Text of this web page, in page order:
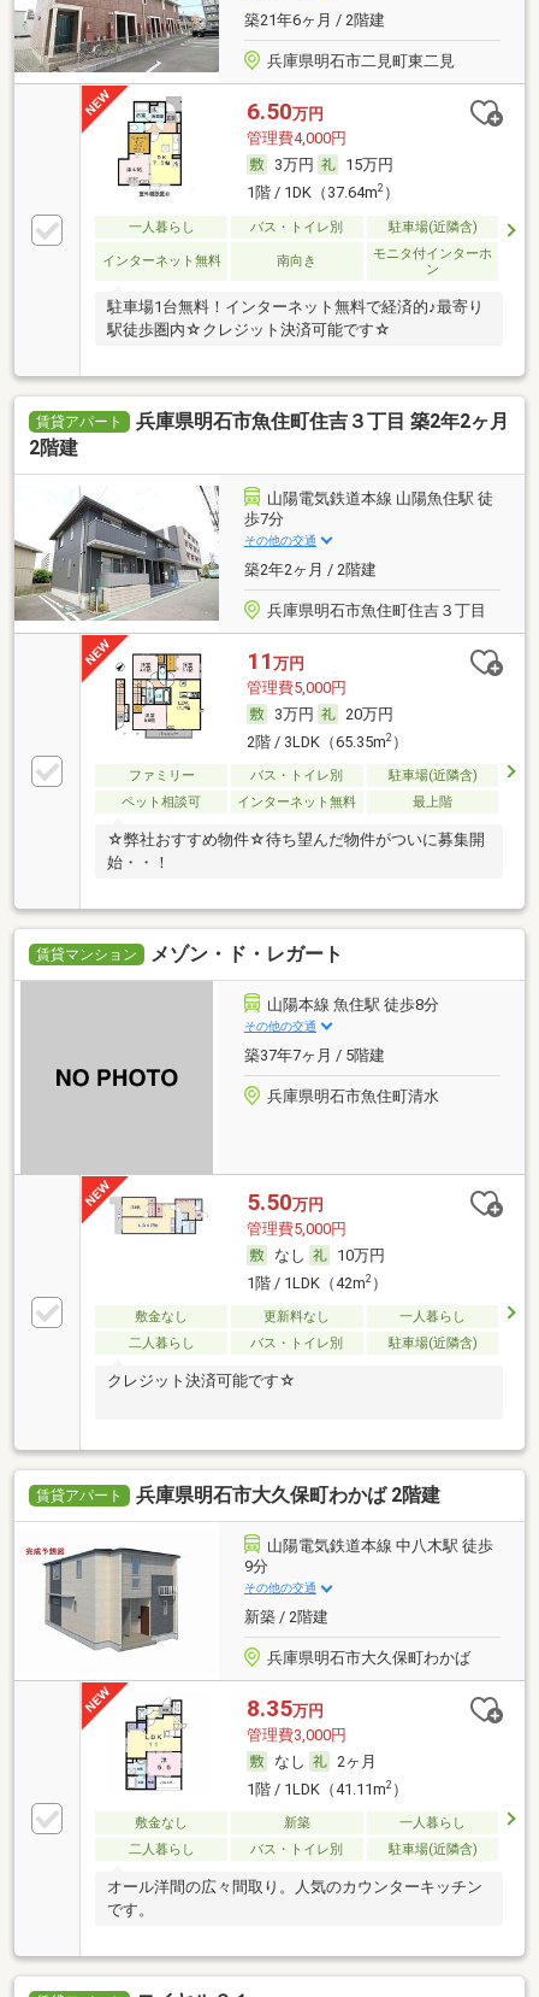
築21年6ヶ月 / 2階建
兵庫県明石市二見町東二見
6.50万円
管理費4,000円
3万円
15万円
1階 / 1DK（37.64m2）
一人暮らし バス・トイレ別 駐車場(近隣含)
インターネット無料 南向き
モニタ付インターホ
ン
駐車場1台無料！インターネット無料で経済的♪最寄り
駅徒歩圏内☆クレジット決済可能です☆
賃貸アパート
兵庫県明石市魚住町住吉３丁目 築2年2ヶ月
2階建
山陽電気鉄道本線 山陽魚住駅 徒
歩7分
その他の交通
築2年2ヶ月 / 2階建
兵庫県明石市魚住町住吉３丁目
11 万円
管理費5,000円
3万円
20万円
2階 / 3LDK（65.35m2）
ファミリー バス・トイレ別
駐車場(近隣含)
ペット相談可
インターネット無料 最上階
☆弊社おすすめ物件☆待ち望んだ物件がついに募集開
始・・！
賃貸マンション メゾン・ド・レガート
山陽本線 魚住駅 徒歩8分
その他の交通
築37年7ヶ月 / 5階建
兵庫県明石市魚住町清水
5.50万円
管理費5,000円
なし
10万円
1階 / 1LDK（42m2）
敷金なし 更新料なし
一人暮らし
二人暮らし
バス・トイレ別 駐車場(近隣含)
クレジット決済可能です☆
賃貸アパート 兵庫県明石市大久保町わかば 2階建
山陽電気鉄道本線 中八木駅 徒歩
9分
その他の交通
新築 / 2階建
兵庫県明石市大久保町わかば
8.35万円
管理費3,000円
なし
2ヶ月
1階 / 1LDK（41.11m2）
敷金なし 新築
一人暮らし
二人暮らし
バス・トイレ別 駐車場(近隣含)
オール洋間の広々間取り。人気のカウンターキッチン
です。